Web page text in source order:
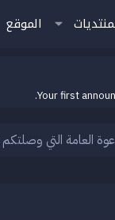
الموقع
Your first
العامة التي وصلتكم